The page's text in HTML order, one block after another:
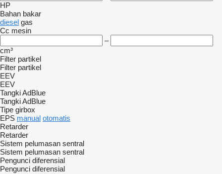
HP
Bahan bakar
diesel gas
Cc mesin
–
cm³
Filter partikel
Filter partikel
EEV
EEV
Tangki AdBlue
Tangki AdBlue
Tipe girbox
EPS manual otomatis
Retarder
Retarder
Sistem pelumasan sentral
Sistem pelumasan sentral
Pengunci diferensial
Pengunci diferensial